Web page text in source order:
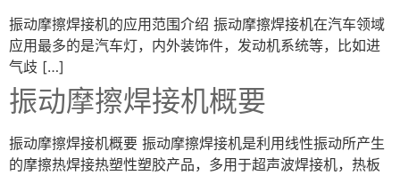
振动摩擦焊接机的应用范围介绍 振动摩擦焊接机在汽车领域
应用最多的是汽车灯，内外装饰件，发动机系统等，比如进
气歧 […]
振动摩擦焊接机概要
振动摩擦焊接机概要 振动摩擦焊接机是利用线性振动所产生
的摩擦热焊接热塑性塑胶产品，多用于超声波焊接机，热板